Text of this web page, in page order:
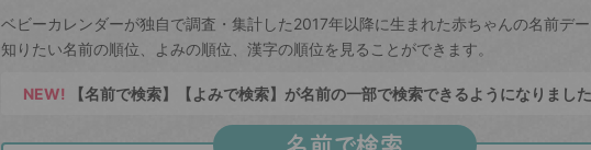
ベビーカレンダーが独自で調査・集計した2017年以降に生まれた赤ちゃんの名前デ
知りたい名前の順位、よみの順位、漢字の順位を見ることができます。
NEW! 【名前で検索】【よみで検索】が名前の一部で検索できるようになりまし
名前で検索